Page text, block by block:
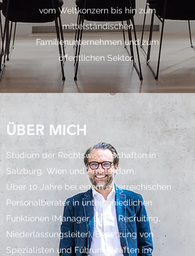
ÜBER MICH
Studium der Rechtswissenschaften in
Salzburg, Wien und Amsterdam.
Über 10 Jahre bei einem österreichischen
Personalberater in unterschiedlichen
Funktionen (Manager, Leiter Recruiting,
Niederlassungsleiter), Besetzung von
Spezialisten und Führungskräften im
vom Weltkonzern bis hin zum
mittelständischen
Familienunternehmen und zum
öffentlichen Sektor.